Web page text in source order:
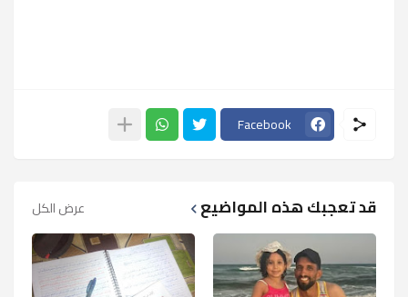
Facebook
قد تعجبك هذه المواضيع عرض الكل